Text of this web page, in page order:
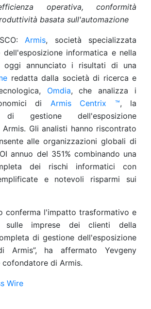
operativa, conformità
basata sull'automazione
Armis, società specializzata
dell'esposizione informatica e nella
oggi annunciato i risultati di una
redatta dalla società di ricerca e
Omdia, che analizza i
di Armis Centrix ™, la
di gestione dell'esposizione
Gli analisti hanno riscontrato
alle organizzazioni globali di
annuo del 351% combinando una
dei rischi informatici con
e notevoli risparmi sui
conferma l'impatto trasformativo e
sulle imprese dei clienti della
di gestione dell'esposizione
Armis”, ha affermato Yevgeny
cofondatore di Armis.
Wire